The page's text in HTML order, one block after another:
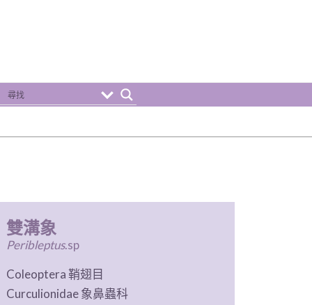
雙溝象
Peribleptus.sp
Coleoptera 鞘翅目
Curculionidae 象鼻蟲科